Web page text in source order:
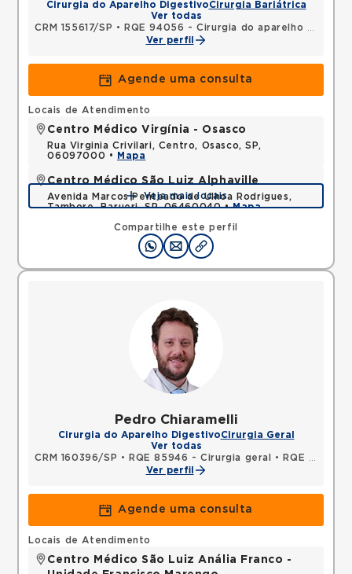
Cirurgia do Aparelho DigestivoCirurgia Bariátrica
Ver todas
CRM 155617/SP •
RQE 94056 - Cirurgia do aparelho digestivo
Ver perfil
Agende uma consulta
Compartilhe este perfil
Locais de Atendimento
Centro Médico Virgínia - Osasco
Rua Virginia Crivilari, Centro, Osasco, SP,
06097000 •
Mapa
Centro Médico São Luiz Alphaville
Avenida Marcos Penteado de Ulhoa Rodrigues,
Tambore, Barueri, SP, 06460040 •Mapa
Veja mais locais
Pedro Chiaramelli
Cirurgia do Aparelho DigestivoCirurgia Geral
Ver todas
CRM 160396/SP • RQE 85946 - Cirurgia geral •
RQE 85947 - Cirurgia oncológica
Ver perfil
Agende uma consulta
Locais de Atendimento
Centro Médico São Luiz Anália Franco -